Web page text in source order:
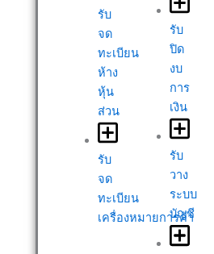
รับ
จด
ทะเบียน
ห้าง
หุ้น
ส่วน
รับ
จด
ทะเบียน
เครื่องหมายการค้า
รับ
ปิด
งบ
การ
เงิน
รับ
วาง
ระบบ
บัญชี